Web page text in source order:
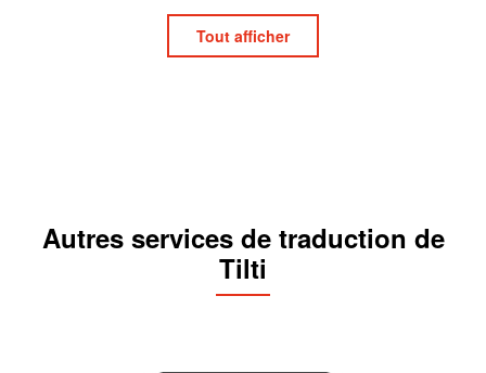
Tout afficher
Autres services de traduction de
Tilti